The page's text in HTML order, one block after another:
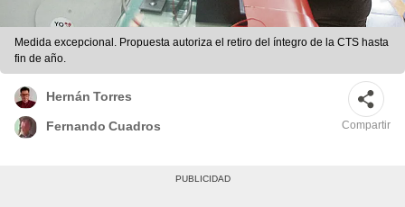
Medida excepcional. Propuesta autoriza el retiro del íntegro de la CTS hasta
fin de año.
Hernán Torres
Fernando Cuadros Compartir